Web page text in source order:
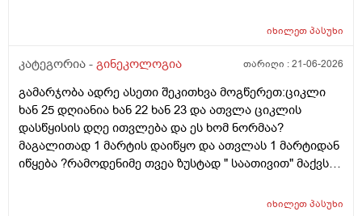
მეშინია კიდევ ხომ არ ჩამოიწევს? მინდა რომ 25 ან
განმავლობაში ? შესაძლოა ისევ 23 ან 25 დღიანი
რამეა.ზოგადად წლებია აუტოიმონური თირეოდიტი
მაქვს.ხშირად მაქვს სანერვიულო.რითი შეიძლება
უნდაცკვების სახით რომ ვმართო ციკლის დღეები?
პასუხიც მივიღე და არა, ყველაფერი ჩვეულებრივადაა
არც ჭარბი სისხლდება არ არის.ადრე რომ 7 დღემდე
მითხარით რომ შეიმოწმეთო ტიესეიჩი და კიდევ სხვა
იხილეთპასუხი
კატეგორია - გინეკოლოგია თარიღი :21-06-2026
გამარჯობა ადრე ასეთი შეკითხვა მოგწერეთ:ციკლი
ხან 25 დღიანია ხან 22 ხან 23 და ათვლა ციკლის
დასწყისის დღე ითვლება და ეს ხომ ნორმაა?
მაგალითად 1 მარტის დაიწყო და ათვლას 1 მარტიდან
იწყება ?რამოდენიმე თვეა ზუსტად " საათივით" მაქვს
მეშინია კიდევ ხომ არ ჩამოიწევს? მინდა რომ 25 ან
იხილეთპასუხი